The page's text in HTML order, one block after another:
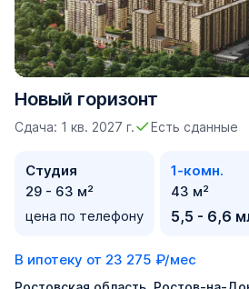
Новый горизонт
Сдача: 1 кв. 2027 г. Есть сданные
Студия
29 - 63 м²
цена по телефону
1-комн.
43 м²
5,5 - 6,6
В ипотеку от 23 275 ₽/мес